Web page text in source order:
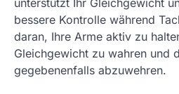
unterstützt Ihr Gleichgewicht
bessere Kontrolle während
daran, Ihre Arme aktiv zu
Gleichgewicht zu wahren und
gegebenenfalls abzuwehren.